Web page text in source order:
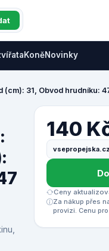
KoněNovinky
(cm): 31, Obvod hrudníku:
140
vsepropejska.cz
Ceny
Za nákup přes
provizi. Cenu